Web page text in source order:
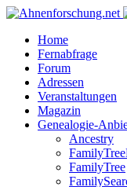
Home
Fernabfrage
Forum
Adressen
Veranstaltungen
Magazin
Genealogie-
Ancestry
FamilyTree